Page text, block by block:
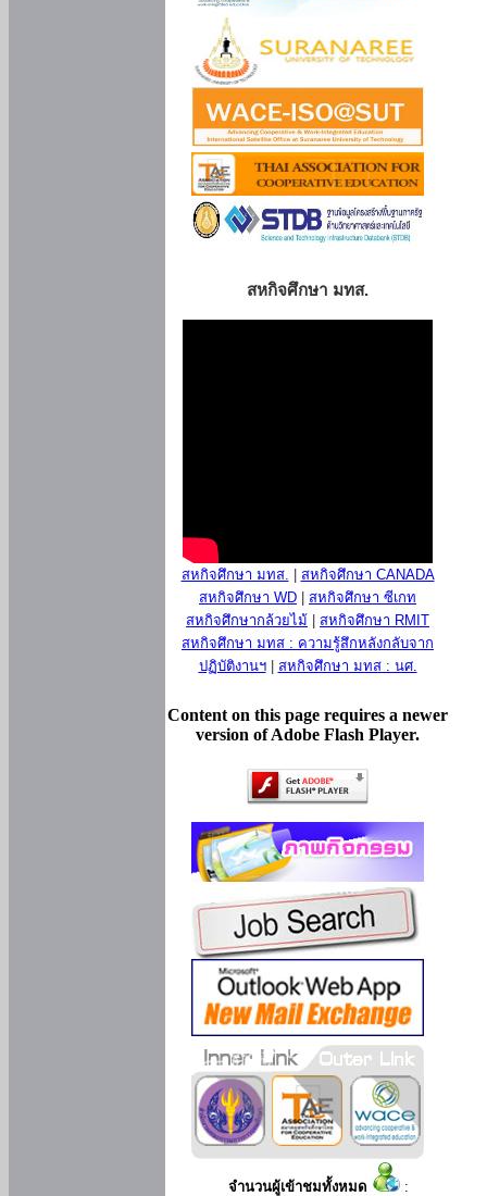
สหกิจศึกษา มทส.
สหกิจศึกษา มทส.
สหกิจศึกษา CANADA
สหกิจศึกษา WD
สหกิจศึกษา ซีเกท
สหกิจศึกษากล้วยไม้
สหกิจศึกษา RMIT
สหกิจศึกษา มทส : ความรู้สึกหลังกลับจาก
ปฏิบัติงานฯ| สหกิจศึกษา มทส : นศ.
Content on this page requires a newer
version of Adobe Flash Player.
จำนวนผู้เข้าชมทั้งหมด :